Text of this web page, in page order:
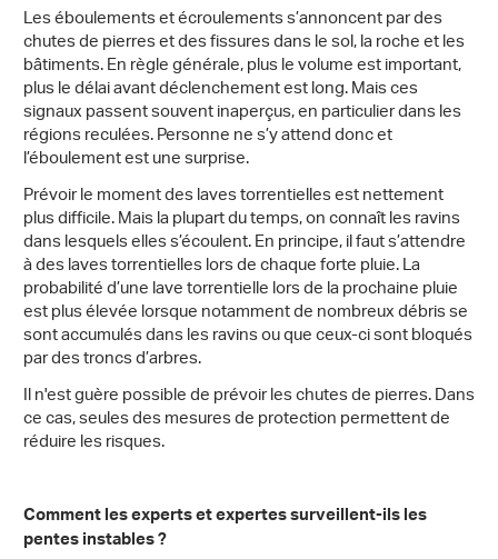
Les éboulements et écroulements s’annoncent par des
chutes de pierres et des fissures dans le sol, la roche et les
bâtiments. En règle générale, plus le volume est important,
plus le délai avant déclenchement est long. Mais ces
signaux passent souvent inaperçus, en particulier dans les
régions reculées. Personne ne s’y attend donc et
l’éboulement est une surprise.
Prévoir le moment des laves torrentielles est nettement
plus difficile. Mais la plupart du temps, on connaît les ravins
dans lesquels elles s’écoulent. En principe, il faut s’attendre
à des laves torrentielles lors de chaque forte pluie. La
probabilité d’une lave torrentielle lors de la prochaine pluie
est plus élevée lorsque notamment de nombreux débris se
sont accumulés dans les ravins ou que ceux-ci sont bloqués
par des troncs d’arbres.
Il n'est guère possible de prévoir les chutes de pierres. Dans
ce cas, seules des mesures de protection permettent de
réduire les risques.
Comment les experts et expertes surveillent-ils les
pentes instables ?